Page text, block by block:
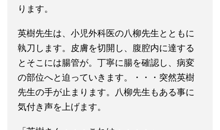
ります。
英樹先生は、小児外科医の八柳先生とともに
執刀します。皮膚を切開し、腹腔内に達する
とそこには腸管が。丁寧に腸を確認し、病変
の部位へと迫っていきます。・・・突然英樹
先生の手が止まります。八柳先生もある事に
気付き声を上げます。